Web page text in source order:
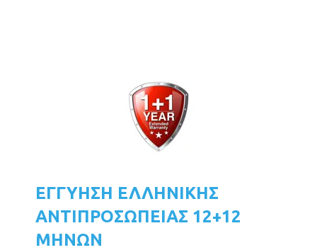
ΕΓΓΥΗΣΗ ΕΛΛΗΝΙΚΗΣ
ΑΝΤΙΠΡΟΣΩΠΕΙΑΣ 12+12
ΜΗΝΩΝ